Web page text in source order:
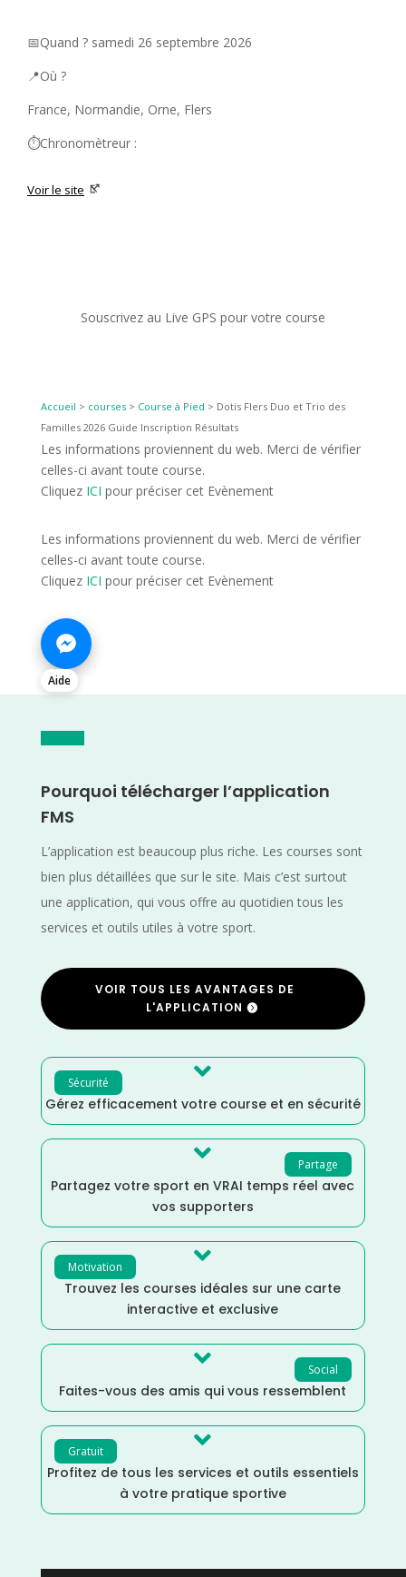
📅Quand ? samedi 26 septembre 2026
📍Où ?
France, Normandie, Orne, Flers
⏱️Chronomètreur :
Voir le site
Souscrivez au Live GPS pour votre course
Accueil > courses> Course à Pied > Dotis Flers Duo et Trio des
Familles 2026 Guide Inscription Résultats
Les informations proviennent du web. Merci de vérifier
celles-ci avant toute course.
Cliquez ICI pour préciser cet Evènement
Les informations proviennent du web. Merci de vérifier
celles-ci avant toute course.
Cliquez ICI pour préciser cet Evènement
Aide
Pourquoi télécharger l’application
FMS
L’application est beaucoup plus riche. Les courses sont
bien plus détaillées que sur le site. Mais c’est surtout
une application, qui vous offre au quotidien tous les
services et outils utiles à votre sport.
VOIR TOUS LES AVANTAGES DE
L'APPLICATION
Sécurité 
Gérez efficacement votre course et en sécurité
Partage

Partagez votre sport en VRAI temps réel avec
vos supporters
Motivation 
Trouvez les courses idéales sur une carte
interactive et exclusive
Social

Faites-vous des amis qui vous ressemblent
Gratuit 
Profitez de tous les services et outils essentiels
à votre pratique sportive